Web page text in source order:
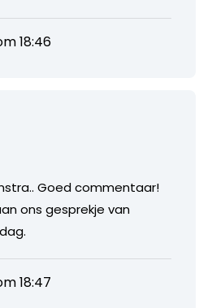
18:46
Goed commentaar!
ons gesprekje van
18:47